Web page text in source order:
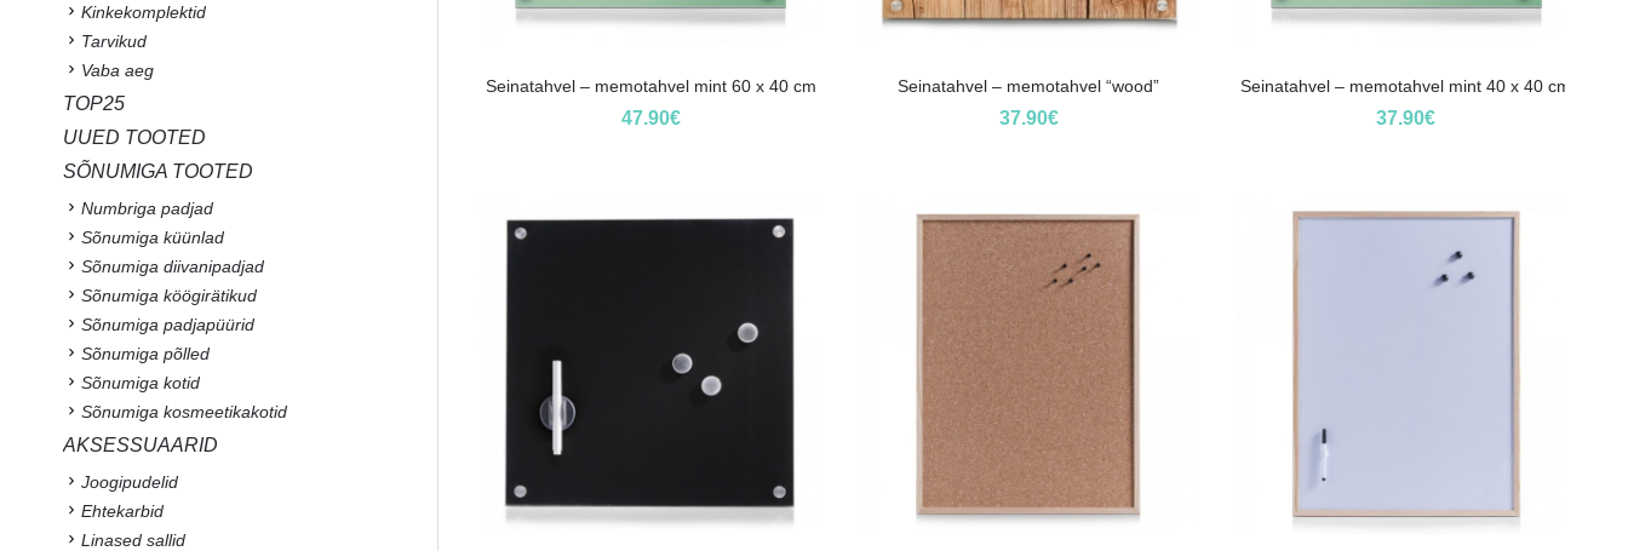
Seinatahvel – memotahvel mint 60 x 40 cm
47.90€
Seinatahvel – memotahvel “wood”
37.90€
Seinatahvel – memotahvel mint 40 x 40 cm
37.90€
Kinkekomplektid
Tarvikud
Vaba aeg
TOP25
UUED TOOTED
SÕNUMIGA TOOTED
Numbriga padjad
Sõnumiga küünlad
Sõnumiga diivanipadjad
Sõnumiga köögirätikud
Sõnumiga padjapüürid
Sõnumiga põlled
Sõnumiga kotid
Sõnumiga kosmeetikakotid
AKSESSUAARID
Joogipudelid
Ehtekarbid
Linased sallid